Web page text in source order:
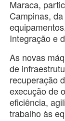
Maraca,
Campinas,
Integração e
As novas
de
recuperação
execução de
eficiência,
trabalho às